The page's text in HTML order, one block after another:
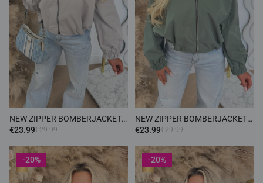
NEW ZIPPER BOMBERJACKET
BEIGE
€23.99€29.99
NEW ZIPPER BOMBERJACKET
ARMYGREEN
€23.99€29.99
-20% -20%